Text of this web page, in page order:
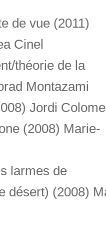
de vue (2011)
Cinel
théorie de la
Montazami
Jordi
(2008) Marie-
larmes de
désert) (2008)